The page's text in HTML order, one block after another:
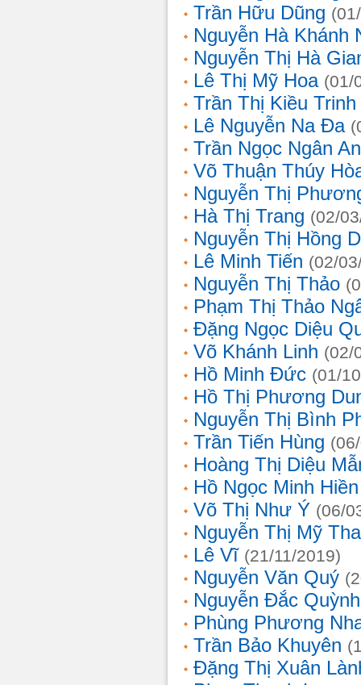
Trần Hữu Dũng
Nguyễn Hà Khánh
Nguyễn Thị Hà
Lê Thị Mỹ Hoa (01/
Trần Thị Kiều Trinh
Lê Nguyễn Na Đa
Trần Ngọc Ngân
Võ Thuận Thúy
Nguyễn Thị
Hà Thị Trang (02/
Nguyễn Thị Hồng
Lê Minh Tiến (02/
Nguyễn Thị Thảo
Phạm Thị Thảo
Đặng Ngọc Diệu
Võ Khánh Linh (02/
Hồ Minh Đức (01/
Hồ Thị Phương
Nguyễn Thị Bình
Trần Tiến Hùng
Hoàng Thị Diệu
Hồ Ngọc Minh Hiền
Võ Thị Như Ý (06/
Nguyễn Thị Mỹ
Lê Vĩ (21/11/2019)
Nguyễn Văn Quý
Nguyễn Đắc
Phùng Phương
Trần Bảo Khuyên
Đặng Thị Xuân